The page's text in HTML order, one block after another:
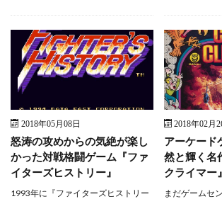
2018年05月08日
怒涛の攻めからの気絶が楽し
かった対戦格闘ゲーム『ファ
イターズヒストリー』
1993年に『ファイターズヒストリー
2018年02月
アーケード
然と輝く名
クライマー』
まだゲームセ